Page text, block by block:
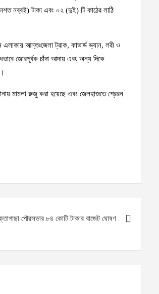
নব্বই) টাকা এবং ০২ (দুই) টি কাঠের লাঠি
এলাকায় আন্তঃজেলা ট্রাক, কাভার্ড ভ্যান, লরী ও
জোরপূর্বক চাঁদা আদায় এবং অন্য দিকে
মামলা রুজু করা হয়েছে এবং জেলহাজতে প্রেরন
পৌরসভার ৮৪ কোটি টাকার বাজেট ঘোষণ